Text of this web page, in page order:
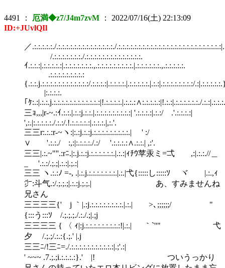
4491 ： 厄満◆z7/J4m7zvM ： 2022/07/16(土) 22:13:09
ID:+JUvlQIl
／.:.:.:.:.:./.:.:.:.:.:.:.:.:.:.:.:.:.:.:./
/.:.:.:.:.:.:.:./.:.:.:.:.:.:.:.:.:.:.:.:.:.:.
ｲ.:.:.:|.:.:.:.:.:|.:.:.:.:.:.:.:.,.:.:.:.:.:.:.:.:.:.|.:.:.:.:.:.:.,.:.:.:.:.:.
.:.:.:.:.:.:.:.:.:
{.:.:.j.:.:.:.:.:.:.:.:.:.:.:.:/.:.:.:.:|.:.:.:.:.|.:.:.:.:.:.|.:.:|.:.:.:.:.:.:.:.:/
|:.:.:.:.
｢ｹ:.:|.:.:.j.:.:.:.:.:.:.:.:.:.:.:.:|!.:.:.:.:.|.:.:.:∧:.:.:.:.:|!.:.:|.:.:.:.:.:.:./
三ｮ,,,|r‐~.:ｲ.:.:.|.:.:j.:.:.|.:.:.:.:.:.:.:.:.:| '.:.:.:.:|.:.:/ .'.:.:.:.:|
',:.|:.:.:.:.:./.:.:/.!.:.:.:.:.:|.:.:.:.|,:.'.
三三r:.:.:r‐~ヽ:|:.:j.:.:j.:.:.:.:.:.:.:.:.:.| ' :/
∨ '.:.:./ :,:|:.:.:.:./.:/ '.:.:.:.:∧.:.:.| ,:'.
三三|.:.~"''.:rﾆ.|:.j.:.:j.:.:.:.:.:.:.|.:.:|ｨﾁｳ苹汞ミ=弌 ,:|.:.:.//＿
_ '.:.:/.;.;|.:.:|.;.:|
三三 ヽ.:.:ﾉ =‐, .|.:.j.:.:.:.:.:.:.:.|.:.|弋{:::::し:::::ｿ ヾ |.:.,ｨ
㌻:斗气.:/.;.;.;|.:.:j.;.;.| あ、すみませんね
兄さん
三三三三{' j ｀|.:j.:.:.:.:.:.:.:.:.|.:.| >､;;;;;;/ "
{:::う:::ｿ /.;.;.;./.:./.;|.;j
三三三三 { 〈 ｨ|:j.:.:.:.:.:.:.:.:.:!|.:.| ｀`''" 弋
夕 /.;.;/.:.:{.;.' |.j
三三ﾆ/!三ﾆ=./.:.:.:.:.:.:.:.:.:.:.:|.;'.:|
' ~~~ .7.;.;i.:.:.:.:}.' |! ついうっかり